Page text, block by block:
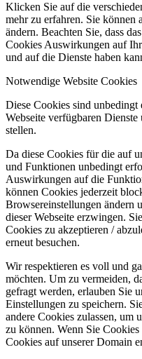
Klicken Sie auf die
mehr zu erfahren. Sie können
ändern. Beachten Sie, dass
Cookies Auswirkungen auf
und auf die Dienste haben
Notwendige Website Cookies
Diese Cookies sind
Webseite verfügbaren
stellen.
Da diese Cookies für die auf
und Funktionen unbedingt
Auswirkungen auf die
können Cookies jederzeit
Browsereinstellungen ändern
dieser Webseite erzwingen.
Cookies zu akzeptieren /
erneut besuchen.
Wir respektieren es voll und
möchten. Um zu vermeiden,
gefragt werden, erlauben Sie
Einstellungen zu speichern.
andere Cookies zulassen, um
zu können. Wenn Sie
Cookies auf unserer Domain